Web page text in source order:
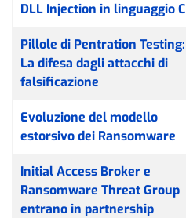
DLL Injection in linguaggio C
Pillole di Pentration Testing:
La difesa dagli attacchi di
falsificazione
Evoluzione del modello
estorsivo dei Ransomware
Initial Access Broker e
Ransomware Threat Group
entrano in partnership